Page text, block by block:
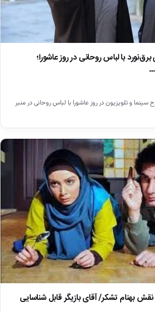
با لباس روحانی در روز عاشورا؛
و تلویزیون در روز عاشورا با لباس روحانی در منبر
بهنام تشکر/ آقای بازیگر قابل شناسایی